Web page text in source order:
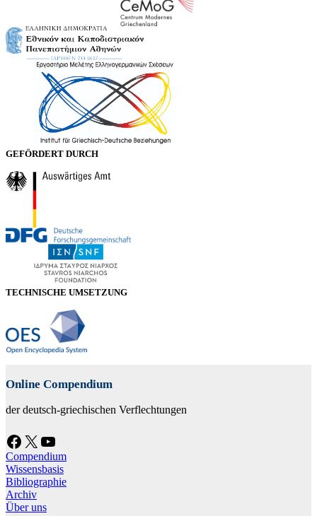
GEFÖRDERT DURCH
TECHNISCHE UMSETZUNG
Online Compendium
der deutsch-griechischen Verflechtungen
Facebook X YouTube
Compendium
Wissensbasis
Bibliographie
Archiv
Über uns